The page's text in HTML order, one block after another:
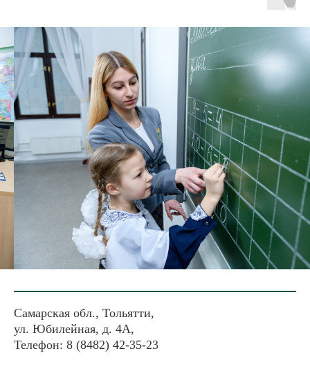
Самарская обл., Тольятти,
ул. Юбилейная, д. 4А,
Телефон: 8 (8482) 42-35-23